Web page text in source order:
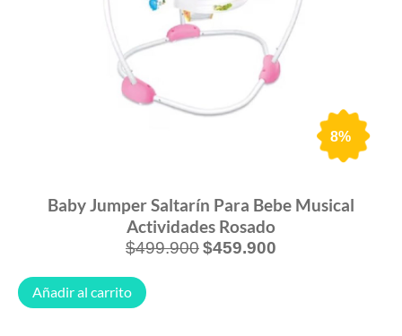
8%
Baby Jumper Saltarín Para Bebe Musical
Actividades Rosado
$499.900$459.900
Añadir al carrito